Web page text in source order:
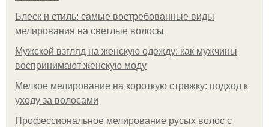
Блеск и стиль: самые востребованные виды
мелирования на светлые волосы
Мужской взгляд на женскую одежду: как мужчины
воспринимают женскую моду
Мелкое мелирование на короткую стрижку: подход к
уходу за волосами
Профессиональное мелирование русых волос с